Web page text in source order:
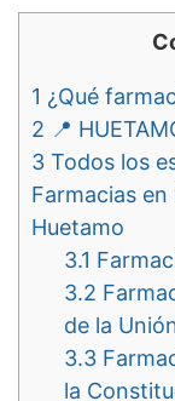
1 ¿Qué
2 📍
3 Todos los
Farmacias
Huetamo
3.1
3.2
de la
3.3
la